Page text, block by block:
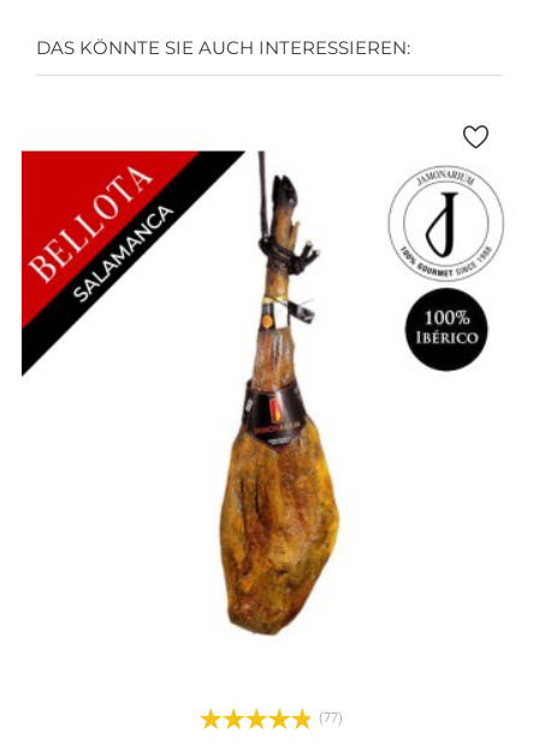
DAS KÖNNTE SIE AUCH INTERESSIEREN:
(77)